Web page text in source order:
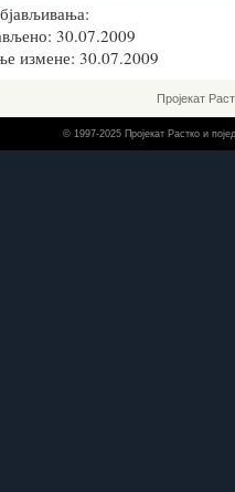
30.07.2009
измене: 30.07.2009
Пројекат
© 1997-2025 Пројекат Растко и